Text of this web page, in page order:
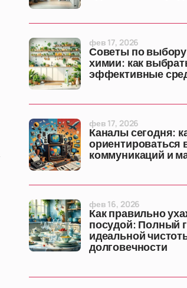
Советы по
химии: как
эффективные
фев 17, 2026
Каналы сегодня:
ориентироваться
коммуникаций и
фев 17, 2026
Как правильно
посудой: Полный
идеальной
долговечности
фев 16, 2026